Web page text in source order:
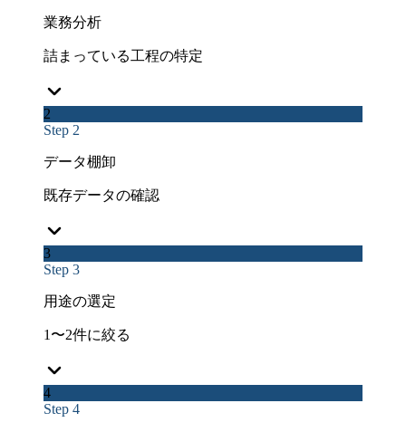
業務分析
詰まっている工程の特定
2
Step 2
データ棚卸
既存データの確認
3
Step 3
用途の選定
1〜2件に絞る
4
Step 4